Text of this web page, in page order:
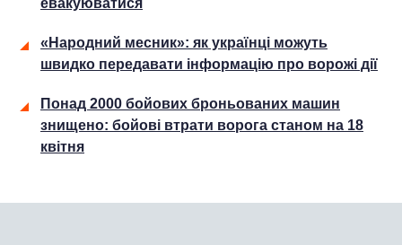
евакуюватися
«Народний месник»: як українці можуть
швидко передавати інформацію про ворожі дії
Понад 2000 бойових броньованих машин
знищено: бойові втрати ворога станом на 18
квітня